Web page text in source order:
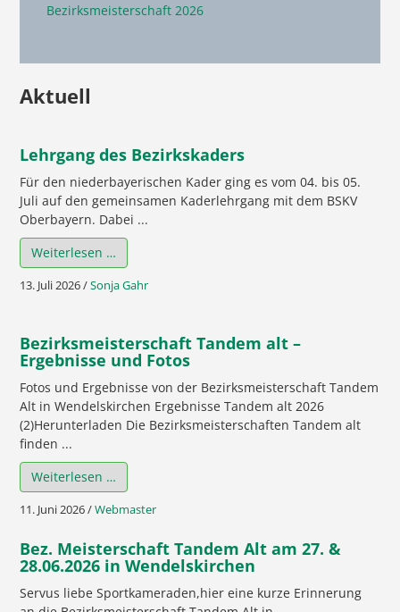
Bezirksmeisterschaft 2026
Aktuell
Lehrgang des Bezirkskaders
Für den niederbayerischen Kader ging es vom 04. bis 05.
Juli auf den gemeinsamen Kaderlehrgang mit dem BSKV
Oberbayern. Dabei ...
Weiterlesen …
13. Juli 2026/Sonja Gahr
Bezirksmeisterschaft Tandem alt –
Ergebnisse und Fotos
Fotos und Ergebnisse von der Bezirksmeisterschaft Tandem
Alt in Wendelskirchen Ergebnisse Tandem alt 2026
(2)Herunterladen Die Bezirksmeisterschaften Tandem alt
finden ...
Weiterlesen …
11. Juni 2026/Webmaster
Bez. Meisterschaft Tandem Alt am 27. &
28.06.2026 in Wendelskirchen
Servus liebe Sportkameraden,hier eine kurze Erinnerung